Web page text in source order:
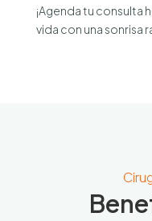
¡Agenda tu consulta
vida con una sonrisa